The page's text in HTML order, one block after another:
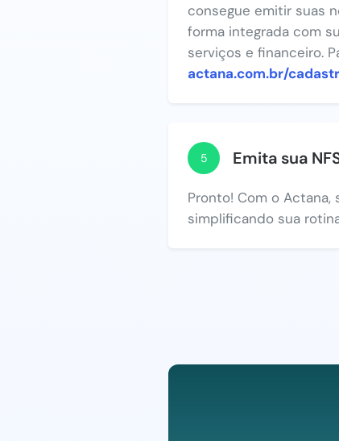
consegue emitir suas
forma integrada com
serviços e financeiro.
actana.com.br/
5 Emita sua
Pronto! Com o
simplificando sua